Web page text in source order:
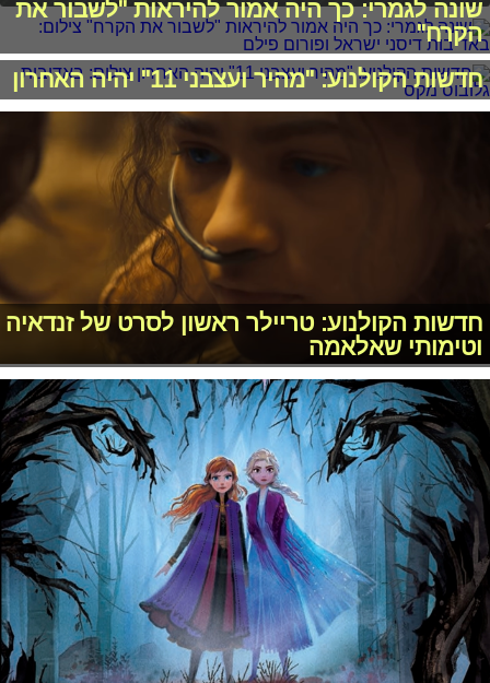
שונה לגמרי: כך היה אמור להיראות "לשבור את
הקרח"
חדשות הקולנוע: "מהיר ועצבני 11" יהיה האחרון
חדשות הקולנוע: טריילר ראשון לסרט של זנדאיה
וטימותי שאלאמה